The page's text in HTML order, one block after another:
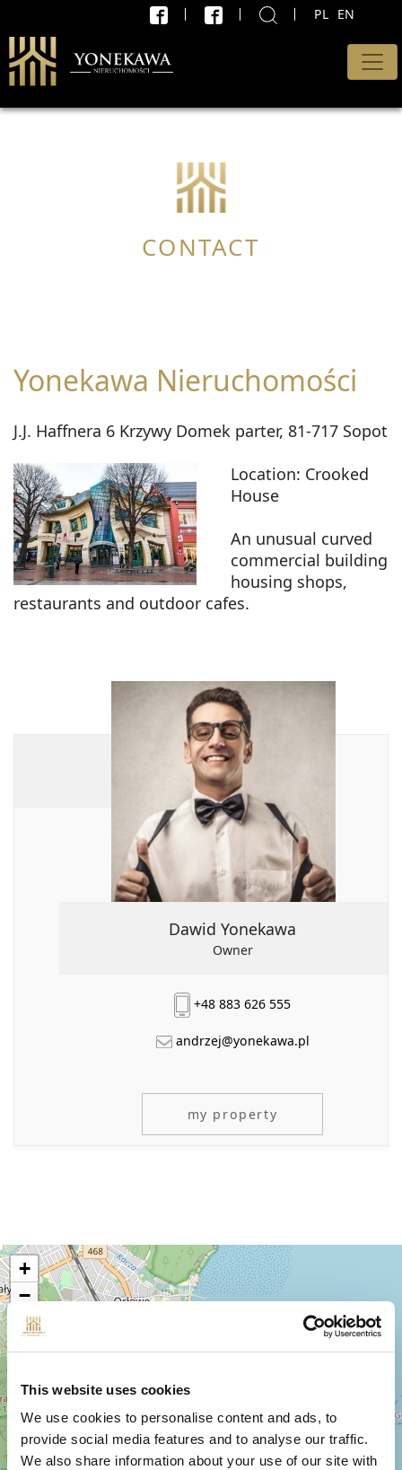
This website uses cookies
We use cookies to personalise content and ads, to
provide social media features and to analyse our traffic.
We also share information about your use of our site with
PL EN
WYSZUKAJ X
Rodzaj oferty
Liczba pokoi do
Powierzchnia od
Oferty na wyłączność
CONTACT
Yonekawa Nieruchomości
J.J. Haffnera 6 Krzywy Domek parter, 81-717 Sopot
Location: Crooked
House
An unusual curved
commercial building
housing shops,
restaurants and outdoor cafes.
Dawid Yonekawa
Owner
+48 883 626 555
andrzej@yonekawa.pl
my property
+
−